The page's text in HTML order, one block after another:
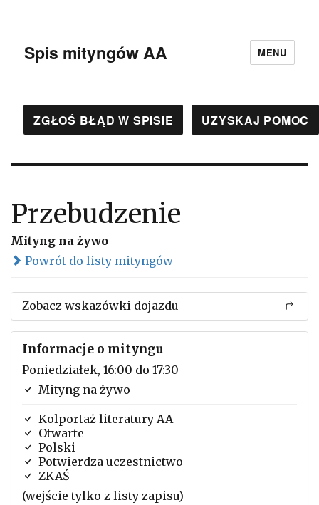
Spis mityngów AA MENU
ZGŁOŚ BŁĄD W SPISIE UZYSKAJ POMOC
Przebudzenie
Mityng na żywo
Powrót do listy mityngów
Zobacz wskazówki dojazdu
Informacje o mityngu
Poniedziałek, 16:00 do 17:30
Mityng na żywo
Kolportaż literatury AA
Otwarte
Polski
Potwierdza uczestnictwo
ZKAŚ
(wejście tylko z listy zapisu)